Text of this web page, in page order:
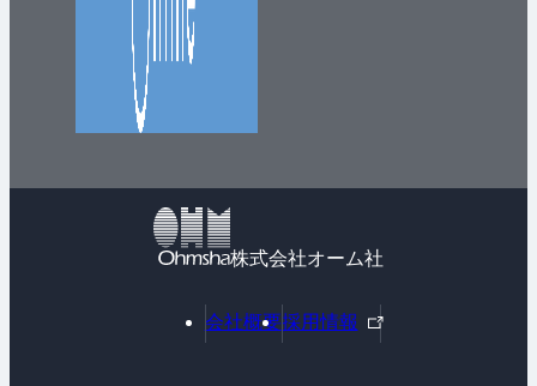
株式会社オーム社
会社概要採用情報
外
部